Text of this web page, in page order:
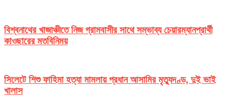
বিশ্বনাথের খাজাঞ্চীতে নিজ গ্রামবাসীর সাথে সম্ভাব্য চেয়ারম্যানপ্রার্থী
কাওছারের মতবিনিময়
সিলেটে শিশু ফাহিমা হত্যা মামলায় প্রধান আসামির মৃত্যুদণ্ড, দুই ভাই
খালাস